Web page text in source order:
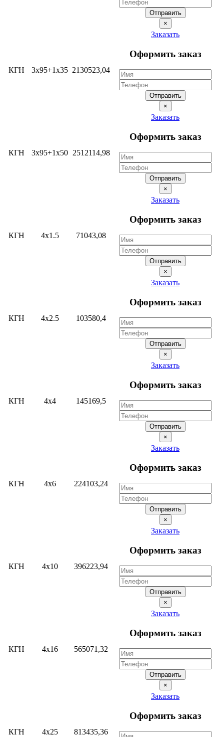
Отправить
×
КГН 3х95+1х35 2130523,04
Заказать
Оформить заказ
Отправить
×
КГН 3х95+1х50 2512114,98
Заказать
Оформить заказ
Отправить
×
КГН 4х1.5 71043,08
Заказать
Оформить заказ
Отправить
×
КГН 4х2.5 103580,4
Заказать
Оформить заказ
Отправить
×
КГН 4х4 145169,5
Заказать
Оформить заказ
Отправить
×
КГН 4х6 224103,24
Заказать
Оформить заказ
Отправить
×
КГН 4х10 396223,94
Заказать
Оформить заказ
Отправить
×
КГН 4х16 565071,32
Заказать
Оформить заказ
Отправить
×
КГН 4х25 813435,36
Заказать
Оформить заказ